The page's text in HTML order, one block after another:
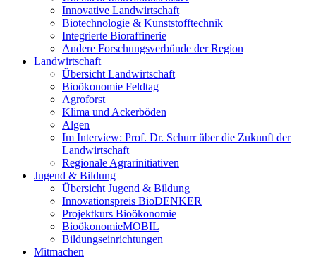
Innovative Landwirtschaft
Biotechnologie & Kunststofftechnik
Integrierte Bioraffinerie
Andere Forschungsverbünde der Region
Landwirtschaft
Übersicht Landwirtschaft
Bioökonomie Feldtag
Agroforst
Klima und Ackerböden
Algen
Im Interview: Prof. Dr. Schurr über die Zukunft der
Landwirtschaft
Regionale Agrarinitiativen
Jugend & Bildung
Übersicht Jugend & Bildung
Innovationspreis BioDENKER
Projektkurs Bioökonomie
BioökonomieMOBIL
Bildungseinrichtungen
Mitmachen